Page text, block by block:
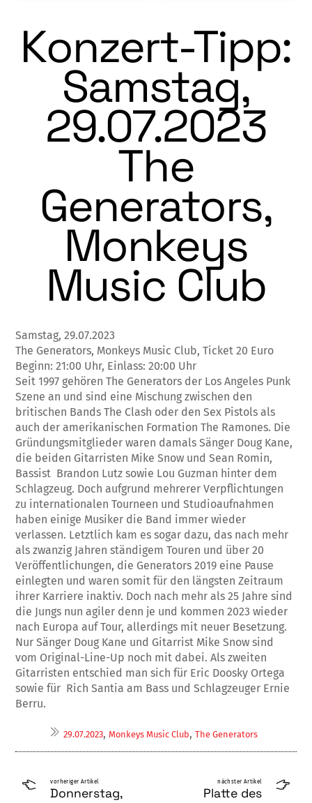
Konzert-Tipp:
Samstag,
29.07.2023
The
Generators,
Monkeys
Music Club
Samstag, 29.07.2023
The Generators, Monkeys Music Club, Ticket 20 Euro
Beginn: 21:00 Uhr, Einlass: 20:00 Uhr
Seit 1997 gehören The Generators der Los Angeles Punk
Szene an und sind eine Mischung zwischen den
britischen Bands The Clash oder den Sex Pistols als
auch der amerikanischen Formation The Ramones. Die
Gründungsmitglieder waren damals Sänger Doug Kane,
die beiden Gitarristen Mike Snow und Sean Romin,
Bassist Brandon Lutz sowie Lou Guzman hinter dem
Schlagzeug. Doch aufgrund mehrerer Verpflichtungen
zu internationalen Tourneen und Studioaufnahmen
haben einige Musiker die Band immer wieder
verlassen. Letztlich kam es sogar dazu, das nach mehr
als zwanzig Jahren ständigem Touren und über 20
Veröffentlichungen, die Generators 2019 eine Pause
einlegten und waren somit für den längsten Zeitraum
ihrer Karriere inaktiv. Doch nach mehr als 25 Jahre sind
die Jungs nun agiler denn je und kommen 2023 wieder
nach Europa auf Tour, allerdings mit neuer Besetzung.
Nur Sänger Doug Kane und Gitarrist Mike Snow sind
vom Original-Line-Up noch mit dabei. Als zweiten
Gitarristen entschied man sich für Eric Doosky Ortega
sowie für Rich Santia am Bass und Schlagzeuger Ernie
Berru.
29.07.2023, Monkeys Music Club,The Generators
vorheriger Artikel
Donnerstag,
nächster Artikel
Platte des